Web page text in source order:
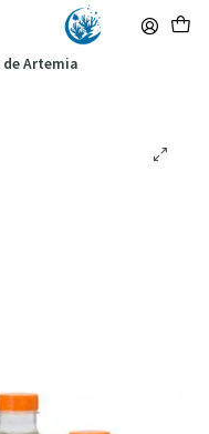
(Envio extresso: 14,90€)
Artemia